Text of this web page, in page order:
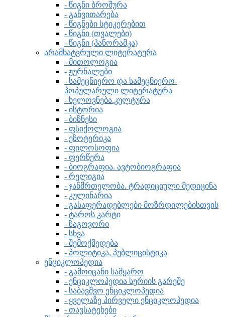
- წიგნი ბროშურა
- განვითარება
- წიგნები სტიკერებით
- წიგნი (თვალები)
- წიგნი (პანორამკა)
არამხატვრული ლიტერატურა
- მითოლოგია
- ჟურნალები
- სამეცნიერო და სამეცნიერო-
პოპულარული ლიტერატურა
- ხელოვნება.კულტურა
- ისტორია
- ბიზნესი
- ფსიქოლოგია
- ეზოტერიკა
- ფილოსოფია
- ფერწერა
- ბიოგრაფია. ავტობიოგრაფია
- რელიგია
- ჯანმრთელობა. ტრადიციული მედიცინა
- კულინარია
- გასაფერადებლები მოზრდილებისთვის
- ტაროს კარტი
- ზაგოვორი
- სხვა
- შემოქმედება
- პოლიტიკა, პუბლიცისტიკა
ენციკლოპედია
- გამოიცანი სამყარო
- ენციკლოპედია სერიის გარეშე
- საბავშვო ენციკლოპედია
- ყველაზე პირველი ენციკლოპედია
- თავსატეხები